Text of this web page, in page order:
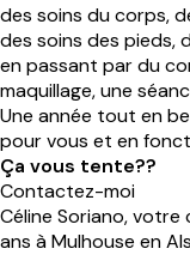
des soins du corps,
des soins des pieds,
en passant par du
maquillage, une
Une année tout en
pour vous et en
Ça vous tente??
Contactez-moi
Céline Soriano, votre
ans à Mulhouse en